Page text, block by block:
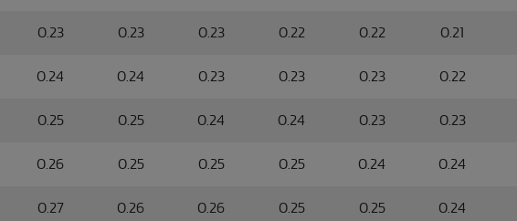
0.23 0.23 0.23 0.22 0.22 0.21
0.24 0.24 0.23 0.23 0.23 0.22
0.25 0.25 0.24 0.24 0.23 0.23
0.26 0.25 0.25 0.25 0.24 0.24
0.27 0.26 0.26 0.25 0.25 0.24